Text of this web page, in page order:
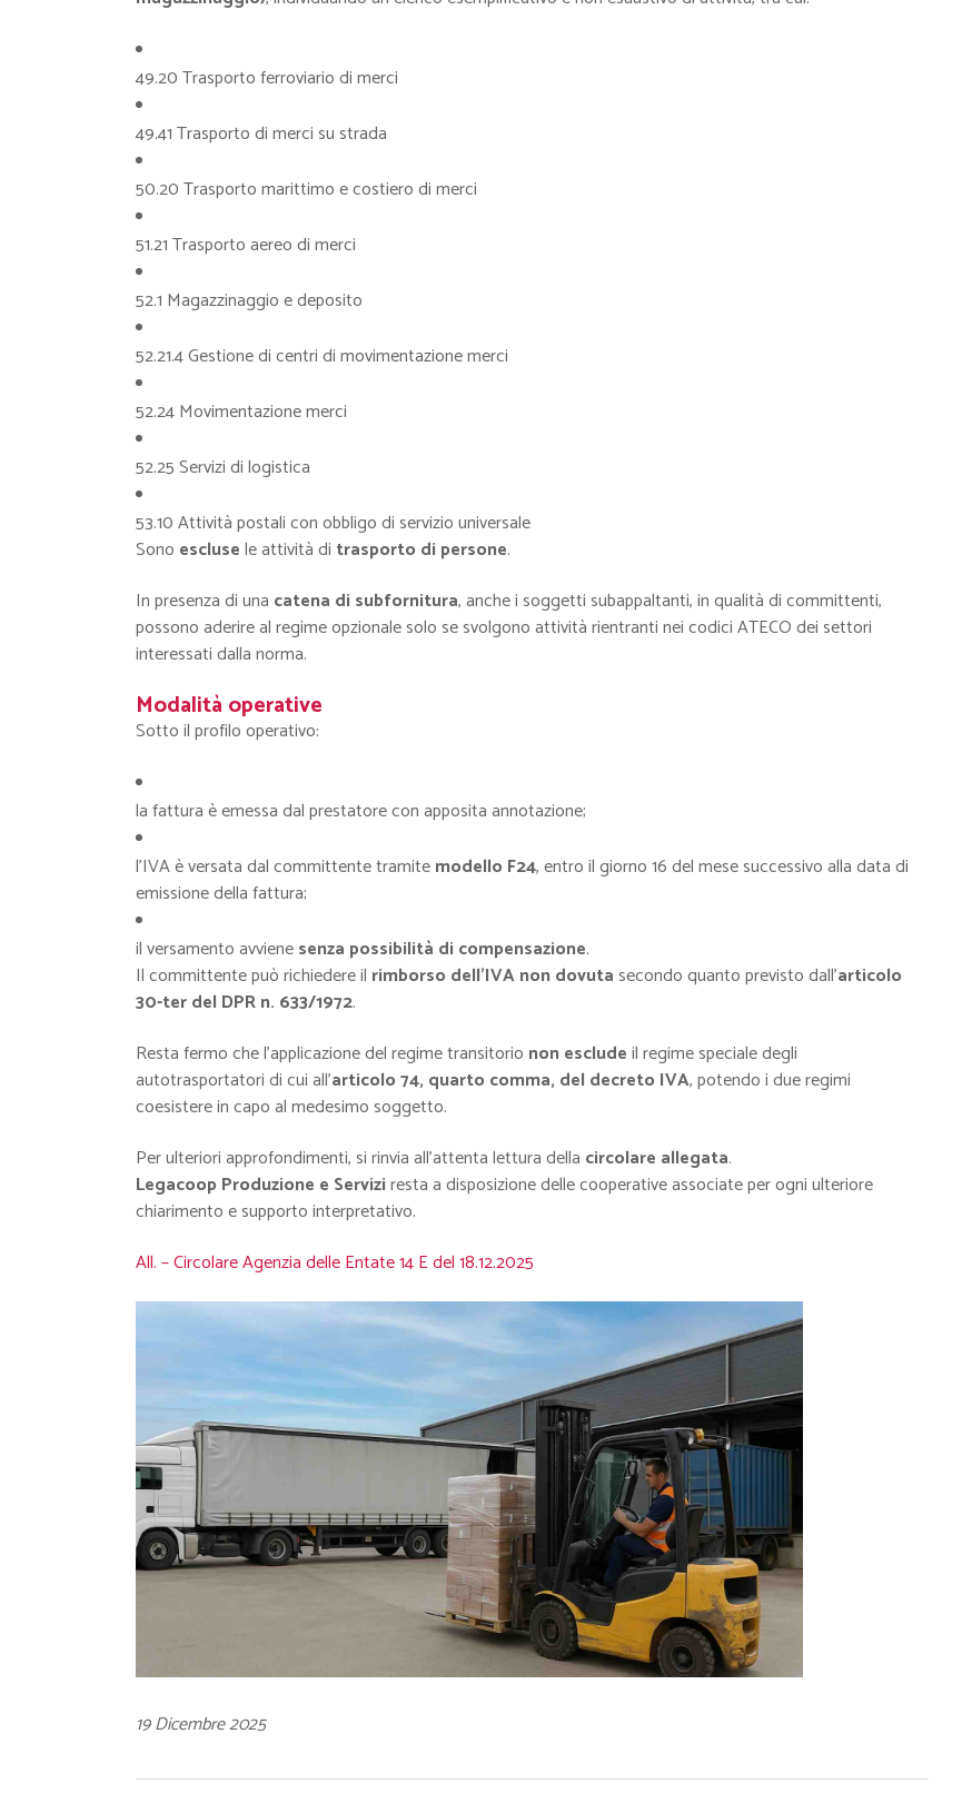
49.20 Trasporto ferroviario di merci
49.41 Trasporto di merci su strada
50.20 Trasporto marittimo e costiero di merci
51.21 Trasporto aereo di merci
52.1 Magazzinaggio e deposito
52.21.4 Gestione di centri di movimentazione merci
52.24 Movimentazione merci
52.25 Servizi di logistica
53.10 Attività postali con obbligo di servizio universale
Sono esclusele attività di trasporto di persone.
In presenza di una catena di subfornitura, anche i soggetti subappaltanti, in qualità di committenti,
possono aderire al regime opzionale solo se svolgono attività rientranti nei codici ATECO dei settori
interessati dalla norma.
Modalità operative
Sotto il profilo operativo:
la fattura è emessa dal prestatore con apposita annotazione;
l’IVA è versata dal committente tramitemodello F24, entro il giorno 16 del mese successivo alla data di
emissione della fattura;
il versamento avvienesenza possibilità di compensazione.
Il committente può richiedere il rimborso dell’IVA non dovutasecondo quanto previsto dall’articolo
30-ter del DPR n. 633/1972.
Resta fermo che l’applicazione del regime transitorio non escludeil regime speciale degli
autotrasportatori di cui all’articolo 74, quarto comma, del decreto IVA, potendo i due regimi
coesistere in capo al medesimo soggetto.
Per ulteriori approfondimenti, si rinvia all’attenta lettura della circolare allegata.
Legacoop Produzione e Serviziresta a disposizione delle cooperative associate per ogni ulteriore
chiarimento e supporto interpretativo.
All. – Circolare Agenzia delle Entate 14 E del 18.12.2025
19 Dicembre 2025